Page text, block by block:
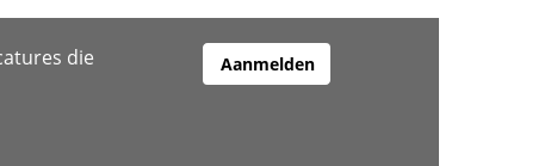
die
Aanmelden